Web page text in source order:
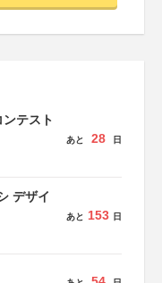
テスト
あと 28 日
デザイ
あと 153 日